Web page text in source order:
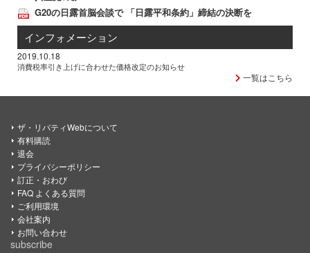
G20の日露首脳会談で 「日露平和条約」締結の決断を
インフォメーション
2019.10.18
消費税率引き上げに合わせた価格改定のお知らせ
一覧はこちら
ザ・リバティWebについて
有料購読
退会
プライバシーポリシー
訂正・おわび
FAQ よくある質問
ご利用環境
会社案内
お問い合わせ
subscribe